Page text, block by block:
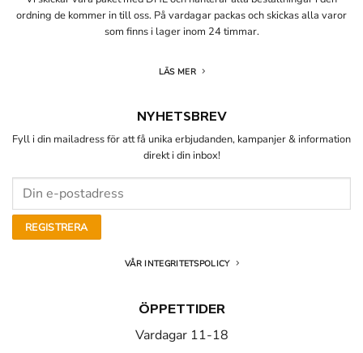
ordning de kommer in till oss. På vardagar packas och skickas alla varor
som finns i lager inom 24 timmar.
LÄS MER
NYHETSBREV
Fyll i din mailadress för att få unika erbjudanden, kampanjer & information
direkt i din inbox!
VÅR INTEGRITETSPOLICY
ÖPPETTIDER
Vardagar 11-18